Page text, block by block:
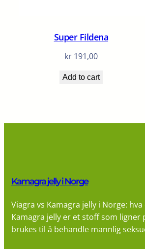
Super Fildena
kr191,00
Add to cart
Kamagra jelly i Norge
Viagra vs Kamagra jelly i Norge:
Kamagra jelly er et stoff som ligner
brukes til å behandle mannlig